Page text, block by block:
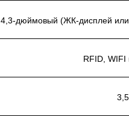
4,3-дюймовый (ЖК-дисплей или
RFID, WIFI